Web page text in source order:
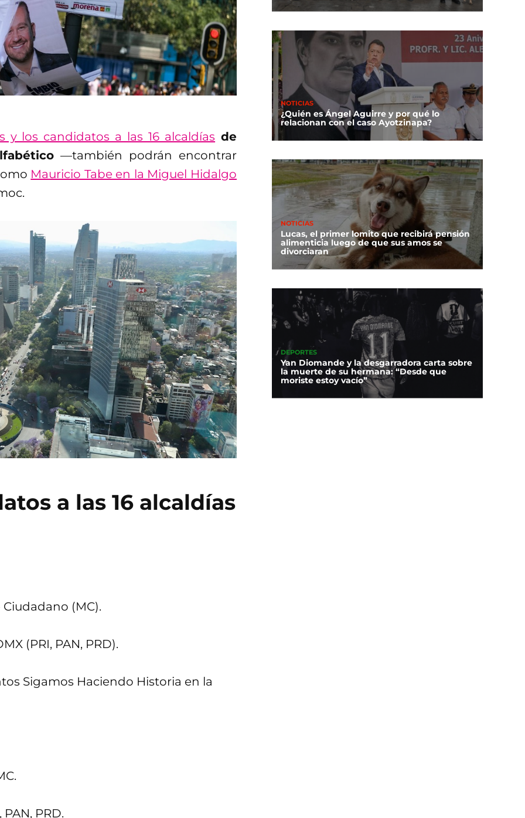
y los candidatos a las 16 alcaldías de
—también podrán encontrar
Mauricio Tabe en la Miguel Hidalgo
a las 16 alcaldías
(MC).
(PRI, PAN, PRD).
Sigamos Haciendo Historia en la
PAN, PRD.
NOTICIAS
¿Quién es Ángel Aguirre y por qué lo
relacionan con el caso Ayotzinapa?
NOTICIAS
Lucas, el primer lomito que recibirá pensión
alimenticia luego de que sus amos se
divorciaran
DEPORTES
Yan Diomande y la desgarradora carta sobre
la muerte de su hermana: “Desde que
moriste estoy vacío”